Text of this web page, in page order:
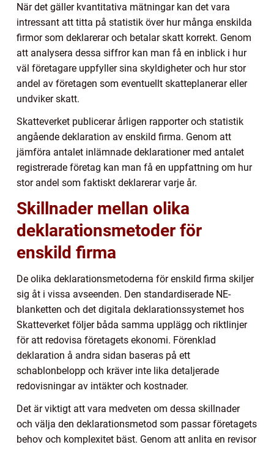
När det gäller kvantitativa mätningar kan det vara
intressant att titta på statistik över hur många enskilda
firmor som deklarerar och betalar skatt korrekt. Genom
att analysera dessa siffror kan man få en inblick i hur
väl företagare uppfyller sina skyldigheter och hur stor
andel av företagen som eventuellt skatteplanerar eller
undviker skatt.
Skatteverket publicerar årligen rapporter och statistik
angående deklaration av enskild firma. Genom att
jämföra antalet inlämnade deklarationer med antalet
registrerade företag kan man få en uppfattning om hur
stor andel som faktiskt deklarerar varje år.
Skillnader mellan olika
deklarationsmetoder för
enskild firma
De olika deklarationsmetoderna för enskild firma skiljer
sig åt i vissa avseenden. Den standardiserade NE-
blanketten och det digitala deklarationssystemet hos
Skatteverket följer båda samma upplägg och riktlinjer
för att redovisa företagets ekonomi. Förenklad
deklaration å andra sidan baseras på ett
schablonbelopp och kräver inte lika detaljerade
redovisningar av intäkter och kostnader.
Det är viktigt att vara medveten om dessa skillnader
och välja den deklarationsmetod som passar företagets
behov och komplexitet bäst. Genom att anlita en revisor